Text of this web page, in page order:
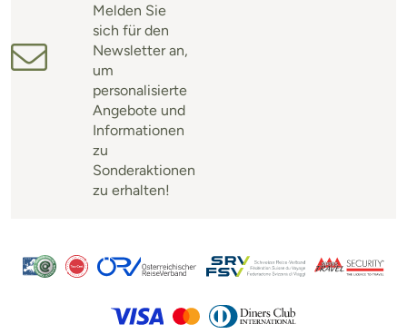
Melden Sie
sich für den
Newsletter an,
um
personalisierte
Angebote und
Informationen
zu
Sonderaktionen
zu erhalten!